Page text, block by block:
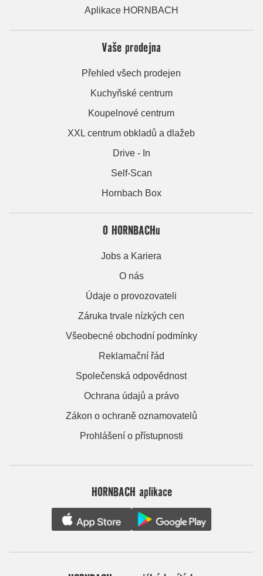
Aplikace HORNBACH
Vaše prodejna
Přehled všech prodejen
Kuchyňské centrum
Koupelnové centrum
XXL centrum obkladů a dlažeb
Drive - In
Self-Scan
Hornbach Box
O HORNBACHu
Jobs a Kariera
O nás
Údaje o provozovateli
Záruka trvale nízkých cen
Všeobecné obchodní podmínky
Reklamační řád
Společenská odpovědnost
Ochrana údajů a právo
Zákon o ochraně oznamovatelů
Prohlášení o přístupnosti
HORNBACH aplikace